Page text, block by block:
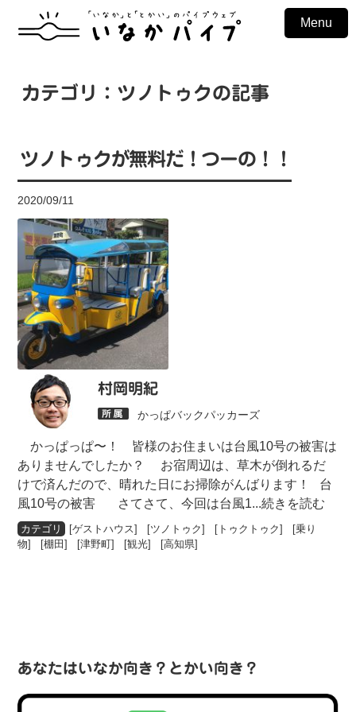
Menu
カテゴリ：ツノトゥクの記事
ツノトゥクが無料だ！つーの！！
2020/09/11
村岡明紀
かっぱバックパッカーズ
かっぱっぱ〜！ 皆様のお住まいは台風10号の被害は
ありませんでしたか？ お宿周辺は、草木が倒れるだ
けで済んだので、晴れた日にお掃除がんばります！ 台
風10号の被害 さてさて、今回は台風1...続きを読む
[ゲストハウス] [ツノトゥク] [ トゥクトゥク] [乗り
物] [棚田] [津野町] [観光] [高知県]
あなたはいなか向き？とかい向き？